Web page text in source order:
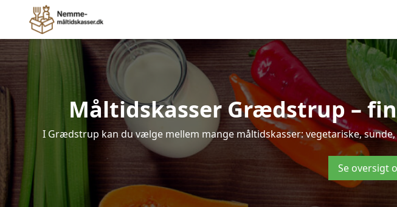
Måltidskasser Grædstrup –
I Grædstrup kan du vælge mellem mange måltidskasser: vegetariske,
Se oversigt